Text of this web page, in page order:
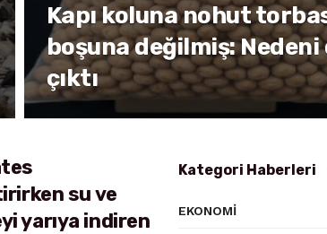
Kapı koluna nohut
boşuna değilmiş:
çıktı
su ve
yarıya indiren
Kategori Haberleri
EKONOMI